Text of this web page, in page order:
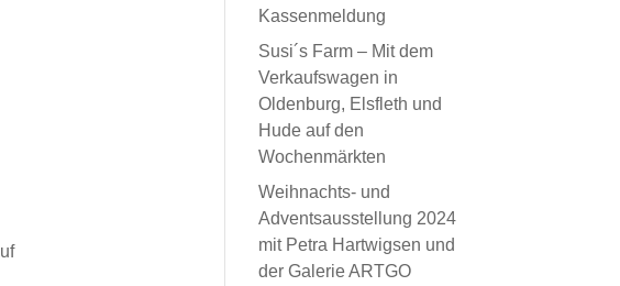
Kassenmeldung
Susi´s Farm – Mit dem
Verkaufswagen in
Oldenburg, Elsfleth und
Hude auf den
Wochenmärkten
Weihnachts- und
Adventsausstellung 2024
mit Petra Hartwigsen und
der Galerie ARTGO